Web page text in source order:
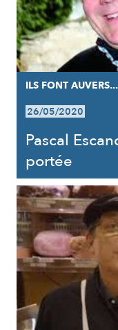
ILS FONT AUVERS...
26/05/2020
Pascal
portée